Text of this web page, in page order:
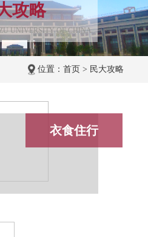
攻略
UNIVERSITY OF CHINA
位置： 首页 > 民大攻略
衣食住行